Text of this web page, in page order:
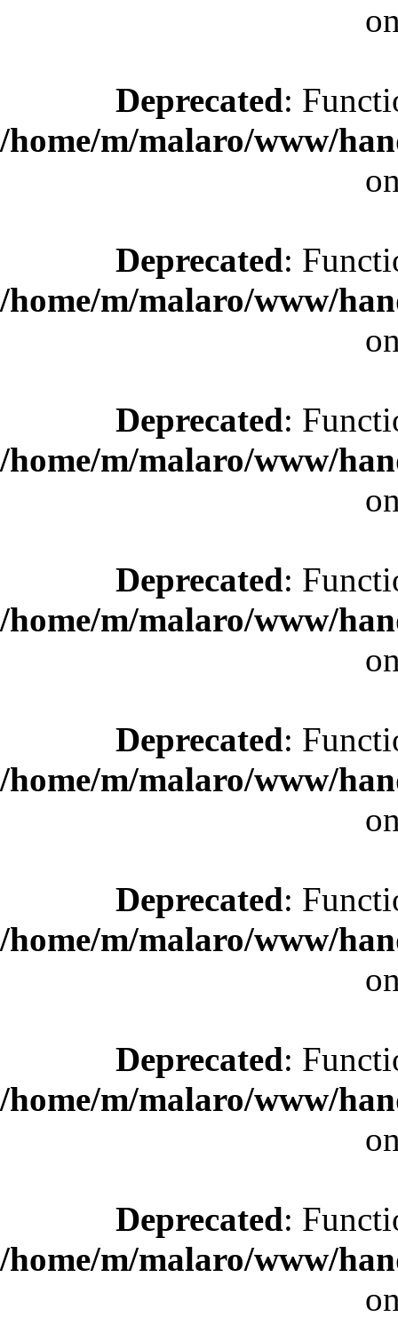
Deprecated:
/home/m/malaro/www/
Deprecated:
/home/m/malaro/www/
Deprecated:
/home/m/malaro/www/
Deprecated:
/home/m/malaro/www/
Deprecated:
/home/m/malaro/www/
Deprecated:
/home/m/malaro/www/
Deprecated:
/home/m/malaro/www/
Deprecated:
/home/m/malaro/www/